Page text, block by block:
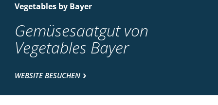
Vegetables by Bayer
Gemüsesaatgut von
Vegetables Bayer
WEBSITE BESUCHEN